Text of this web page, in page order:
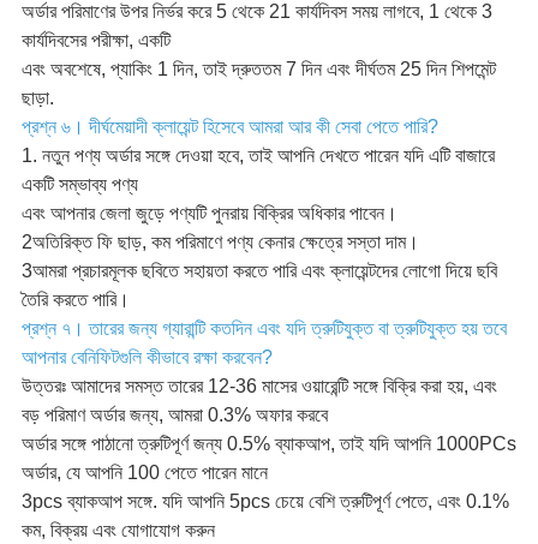
অর্ডার পরিমাণের উপর নির্ভর করে 5 থেকে 21 কার্যদিবস সময় লাগবে, 1 থেকে 3
কার্যদিবসের পরীক্ষা, একটি
এবং অবশেষে, প্যাকিং 1 দিন, তাই দ্রুততম 7 দিন এবং দীর্ঘতম 25 দিন শিপমেন্ট
ছাড়া.
প্রশ্ন ৬। দীর্ঘমেয়াদী ক্লায়েন্ট হিসেবে আমরা আর কী সেবা পেতে পারি?
1. নতুন পণ্য অর্ডার সঙ্গে দেওয়া হবে, তাই আপনি দেখতে পারেন যদি এটি বাজারে
একটি সম্ভাব্য পণ্য
এবং আপনার জেলা জুড়ে পণ্যটি পুনরায় বিক্রির অধিকার পাবেন।
2অতিরিক্ত ফি ছাড়, কম পরিমাণে পণ্য কেনার ক্ষেত্রে সস্তা দাম।
3আমরা প্রচারমূলক ছবিতে সহায়তা করতে পারি এবং ক্লায়েন্টদের লোগো দিয়ে ছবি
তৈরি করতে পারি।
প্রশ্ন ৭। তারের জন্য গ্যারান্টি কতদিন এবং যদি ত্রুটিযুক্ত বা ত্রুটিযুক্ত হয় তবে
আপনার বেনিফিটগুলি কীভাবে রক্ষা করবেন?
উত্তরঃ আমাদের সমস্ত তারের 12-36 মাসের ওয়ারেন্টি সঙ্গে বিক্রি করা হয়, এবং
বড় পরিমাণ অর্ডার জন্য, আমরা 0.3% অফার করবে
অর্ডার সঙ্গে পাঠানো ত্রুটিপূর্ণ জন্য 0.5% ব্যাকআপ, তাই যদি আপনি 1000PCs
অর্ডার, যে আপনি 100 পেতে পারেন মানে
3pcs ব্যাকআপ সঙ্গে. যদি আপনি 5pcs চেয়ে বেশি ত্রুটিপূর্ণ পেতে, এবং 0.1%
কম, বিক্রয় এবং যোগাযোগ করুন